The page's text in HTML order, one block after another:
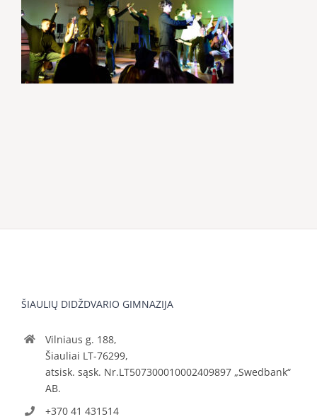
ŠIAULIŲ DIDŽDVARIO GIMNAZIJA
Vilniaus g. 188,
Šiauliai LT-76299,
atsisk. sąsk. Nr.LT507300010002409897 „Swedbank“
AB.
+370 41 431514